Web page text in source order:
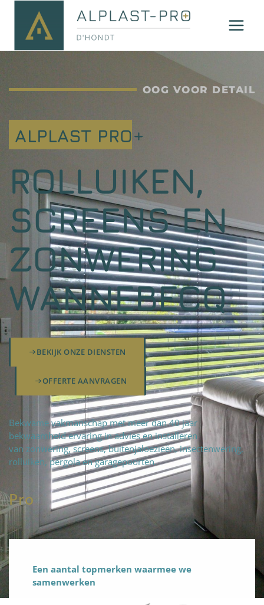
OOG VOOR DETAIL
ALPLAST PRO+
ROLLUIKEN,
SCREENS EN
ZONWERING
WANNEBECQ
BEKIJK ONZE DIENSTEN
OFFERTE AANVRAGEN
Bekwame vakmanschap met meer dan 40 jaar
bekwaamheid ervaring in advies en installeren
van zonwering, screens, buitenjaloezieën, insectenwering,
rolluiken, pergola en garagepoorten.
Pro fteam|
Een aantal topmerken waarmee we
samenwerken